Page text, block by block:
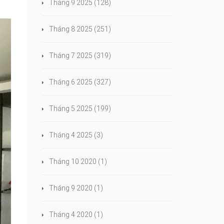
Tháng 9 2025 (128)
Tháng 8 2025 (251)
Tháng 7 2025 (319)
Tháng 6 2025 (327)
Tháng 5 2025 (199)
Tháng 4 2025 (3)
Tháng 10 2020 (1)
Tháng 9 2020 (1)
Tháng 4 2020 (1)